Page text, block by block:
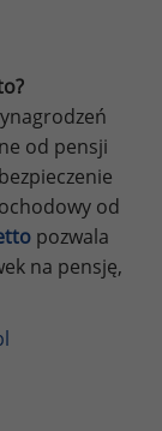
od pensji
od
pozwala
na pensję,